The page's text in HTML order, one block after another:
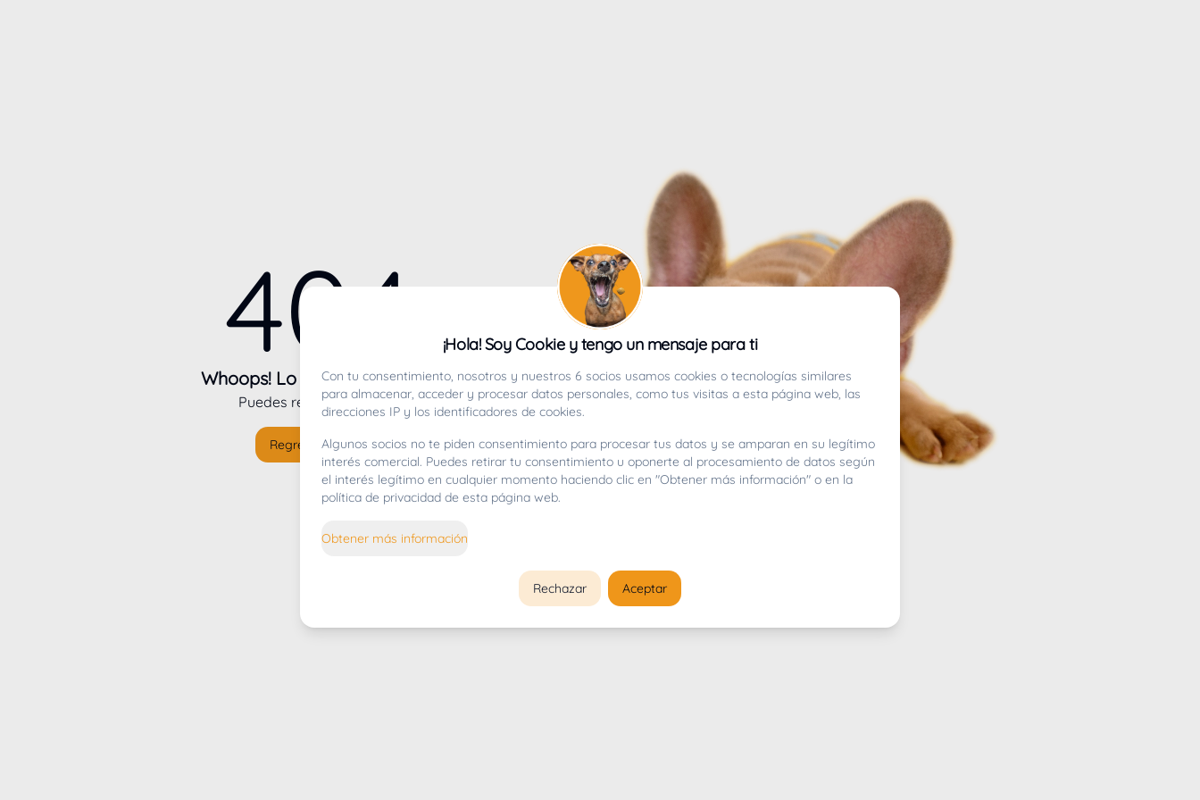
404
Whoops! Lo sentimos mucho.
Puedes regresar alinicio
Regresar al inicio
¡Hola! Soy Cookie y tengo un mensaje para ti
Con tu consentimiento, nosotros y nuestros 6 socios usamos cookies o tecnologías similares
para almacenar, acceder y procesar datos personales, como tus visitas a esta página web, las
direcciones IP y los identificadores de cookies.
Algunos socios no te piden consentimiento para procesar tus datos y se amparan en su legítimo
interés comercial. Puedes retirar tu consentimiento u oponerte al procesamiento de datos según
el interés legítimo en cualquier momento haciendo clic en "Obtener más información" o en la
política de privacidad de esta página web.
Obtener más información
Rechazar Aceptar